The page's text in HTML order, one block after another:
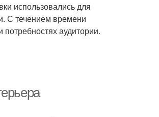
использовались для
С течением времени
аудитории.